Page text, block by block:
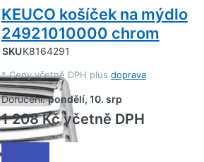
KEUCO košíček na mýdlo
24921010000 chrom
SKUK8164291
* Ceny včetně DPH plus doprava
Doručení: pondělí, 10. srp
1 208 Kč včetně DPH